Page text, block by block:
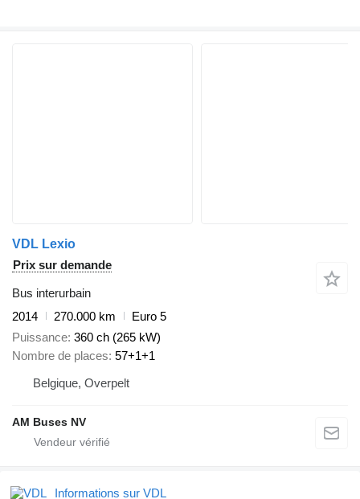
VDL Lexio
Prix sur demande
Bus interurbain
2014
270.000 km
Euro 5
Puissance 360 ch (265 kW)
Nombre de places 57+1+1
Belgique, Overpelt
AM Buses NV
Informations sur VDL